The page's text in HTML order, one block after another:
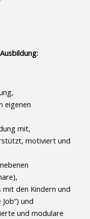
eigenen
mit,
motiviert und
den Kindern und
und
und modulare